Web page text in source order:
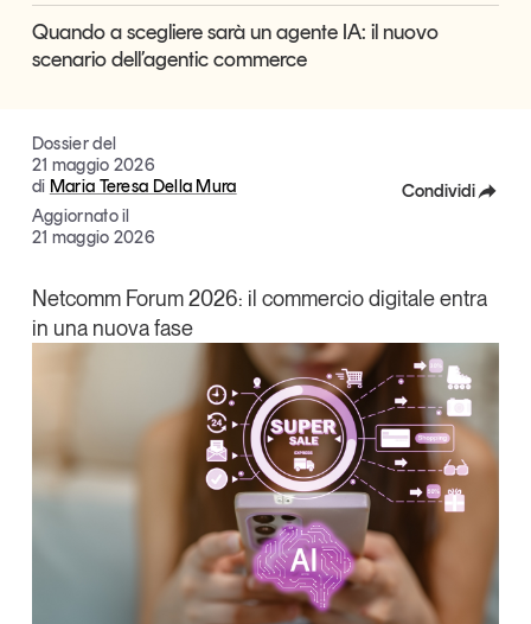
Opinioni
Dossier
Comunicati stampa
Video
Podcast
Eventi e formazione
Tutti gli appuntamenti
Newsletter
Tendenze Journal
La nostra newsletter nella tua email
Quando a scegliere sarà un agente IA: il nuovo
scenario dell’agentic commerce
Dossier del
21 maggio 2026
di Maria Teresa Della Mura
Aggiornato il
21 maggio 2026
Condividi
Copia Link
Netcomm Forum 2026: il commercio digitale entra
in una nuova fase